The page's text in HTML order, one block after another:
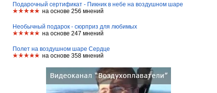
Подарочный сертификат - Пикник в небе на воздушном шаре
на основе 256 мнений
Необычный подарок - сюрприз для любимых
на основе 247 мнений
Полет на воздушном шаре Сердце
на основе 358 мнений